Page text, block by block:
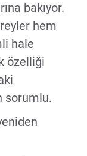
bakıyor.
hem
hale
özelliği
sorumlu.